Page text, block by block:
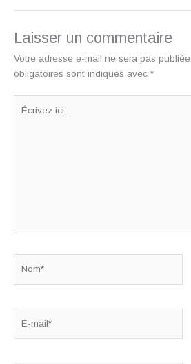
Laisser un commentaire
Votre adresse e-mail ne sera pas publiée.
obligatoires sont indiqués avec *
mail*